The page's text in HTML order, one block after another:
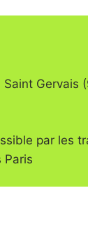
Gervais
par les
Paris